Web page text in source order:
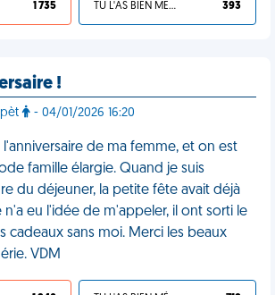
1 735 TU L'AS BIEN MÉRITÉ 393
!
- 04/01/2026 16:20
de ma femme, et on est
famille élargie. Quand je suis
du déjeuner, la petite fête avait déjà
n'a eu l'idée de m'appeler, il ont sorti le
cadeaux sans moi. Merci les beaux
VDM